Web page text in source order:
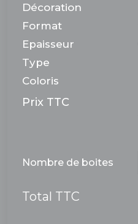
Décoration
Format
Epaisseur
Type
Coloris
Prix TTC
Nombre de boites
Total TTC